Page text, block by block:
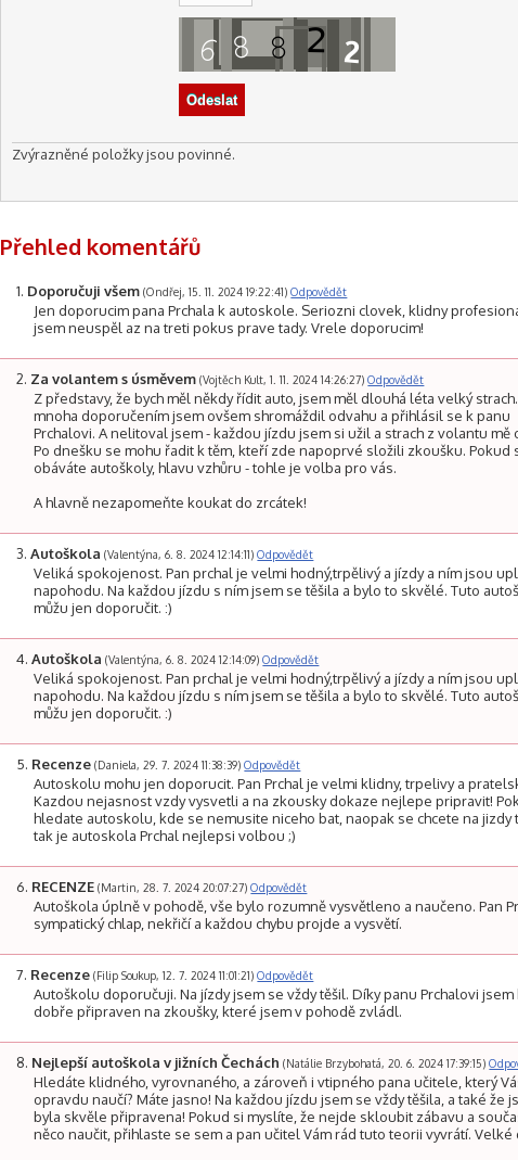
Zvýrazněné položky jsou povinné.
Přehled komentářů
Doporučuji všem(Ondřej, 15. 11. 2024 19:22:41) Odpovědět
Jen doporucim pana Prchala k autoskole. Seriozni clovek, klidny
jsem neuspěl az na treti pokus prave tady. Vrele doporucim!
Za volantem s úsměvem(Vojtěch Kult, 1. 11. 2024 14:26:27) Odpovědět
Z představy, že bych měl někdy řídit auto, jsem měl dlouhá léta velký
mnoha doporučením jsem ovšem shromáždil odvahu a přihlásil se k panu
Prchalovi. A nelitoval jsem - každou jízdu jsem si užil a strach z volantu mě
Po dnešku se mohu řadit k těm, kteří zde napoprvé složili zkoušku. Pokud
obáváte autoškoly, hlavu vzhůru - tohle je volba pro vás.
A hlavně nezapomeňte koukat do zrcátek!
Autoškola(Valentýna, 6. 8. 2024 12:14:11) Odpovědět
Veliká spokojenost. Pan prchal je velmi hodný,trpělivý a jízdy a ním jsou
napohodu. Na každou jízdu s ním jsem se těšila a bylo to skvělé. Tuto
můžu jen doporučit. :)
Autoškola(Valentýna, 6. 8. 2024 12:14:09) Odpovědět
Veliká spokojenost. Pan prchal je velmi hodný,trpělivý a jízdy a ním jsou
napohodu. Na každou jízdu s ním jsem se těšila a bylo to skvělé. Tuto
můžu jen doporučit. :)
Recenze(Daniela, 29. 7. 2024 11:38:39) Odpovědět
Autoskolu mohu jen doporucit. Pan Prchal je velmi klidny, trpelivy a
Kazdou nejasnost vzdy vysvetli a na zkousky dokaze nejlepe pripravit!
hledate autoskolu, kde se nemusite niceho bat, naopak se chcete na jizdy
tak je autoskola Prchal nejlepsi volbou ;)
RECENZE(Martin, 28. 7. 2024 20:07:27) Odpovědět
Autoškola úplně v pohodě, vše bylo rozumně vysvětleno a naučeno. Pan
sympatický chlap, nekřičí a každou chybu projde a vysvětí.
Recenze(Filip Soukup, 12. 7. 2024 11:01:21) Odpovědět
Autoškolu doporučuji. Na jízdy jsem se vždy těšil. Díky panu Prchalovi jsem
dobře připraven na zkoušky, které jsem v pohodě zvládl.
Nejlepší autoškola v jižních Čechách(Natálie Brzybohatá, 20. 6. 2024 17:39:15)
Hledáte klidného, vyrovnaného, a zároveň i vtipného pana učitele, který
opravdu naučí? Máte jasno! Na každou jízdu jsem se vždy těšila, a také že
byla skvěle připravena! Pokud si myslíte, že nejde skloubit zábavu a
něco naučit, přihlaste se sem a pan učitel Vám rád tuto teorii vyvrátí. Velké